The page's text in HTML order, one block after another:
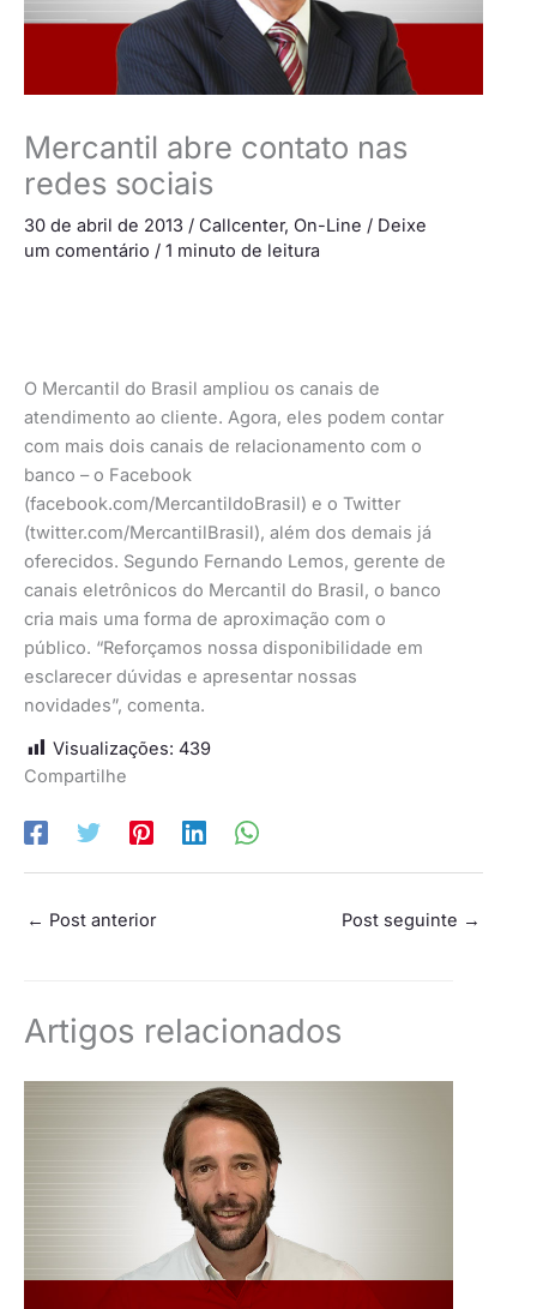
Mercantil abre contato nas
redes sociais
30 de abril de 2013 / Callcenter, On-Line / Deixe
um comentário / 1 minuto de leitura
O Mercantil do Brasil ampliou os canais de
atendimento ao cliente. Agora, eles podem contar
com mais dois canais de relacionamento com o
banco – o Facebook
(facebook.com/MercantildoBrasil) e o Twitter
(twitter.com/MercantilBrasil), além dos demais já
oferecidos. Segundo Fernando Lemos, gerente de
canais eletrônicos do Mercantil do Brasil, o banco
cria mais uma forma de aproximação com o
público. “Reforçamos nossa disponibilidade em
esclarecer dúvidas e apresentar nossas
novidades”, comenta.
Visualizações: 439
Compartilhe
← Post anterior Post seguinte →
Artigos relacionados